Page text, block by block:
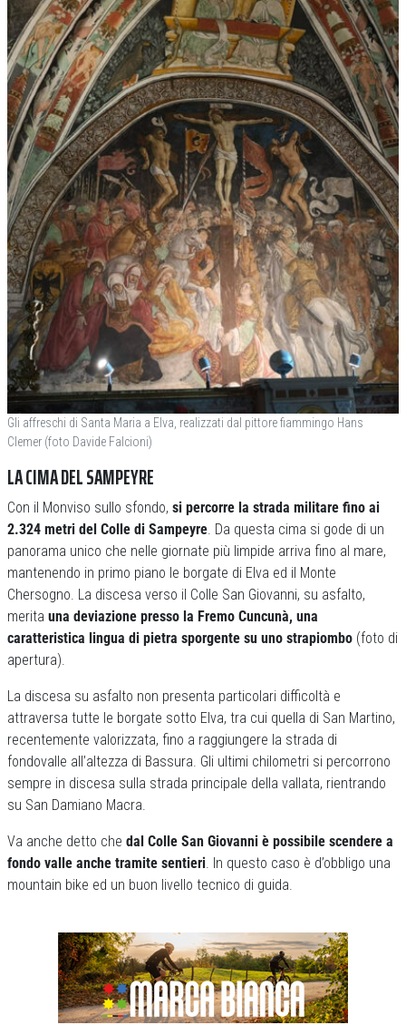
Gli affreschi di Santa Maria a Elva, realizzati dal pittore fiammingo Hans
Clemer (foto Davide Falcioni)
LA CIMA DEL SAMPEYRE
Con il Monviso sullo sfondo, si percorre la strada militare fino ai
2.324 metri del Colle di Sampeyre. Da questa cima si gode di un
panorama unico che nelle giornate più limpide arriva fino al mare,
mantenendo in primo piano le borgate di Elva ed il Monte
Chersogno. La discesa verso il Colle San Giovanni, su asfalto,
merita una deviazione presso la Fremo Cuncunà, una
caratteristica lingua di pietra sporgente su uno strapiombo (foto di
apertura).
La discesa su asfalto non presenta particolari difficoltà e
attraversa tutte le borgate sotto Elva, tra cui quella di San Martino,
recentemente valorizzata, fino a raggiungere la strada di
fondovalle all’altezza di Bassura. Gli ultimi chilometri si percorrono
sempre in discesa sulla strada principale della vallata, rientrando
su San Damiano Macra.
Va anche detto che dal Colle San Giovanni è possibile scendere a
fondo valle anche tramite sentieri. In questo caso è d’obbligo una
mountain bike ed un buon livello tecnico di guida.